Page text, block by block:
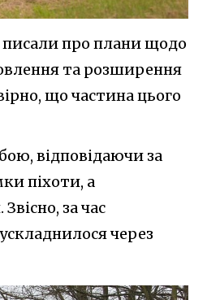
писали про плани щодо
та розширення
що частина цього
відповідаючи за
піхоти, а
за час
через